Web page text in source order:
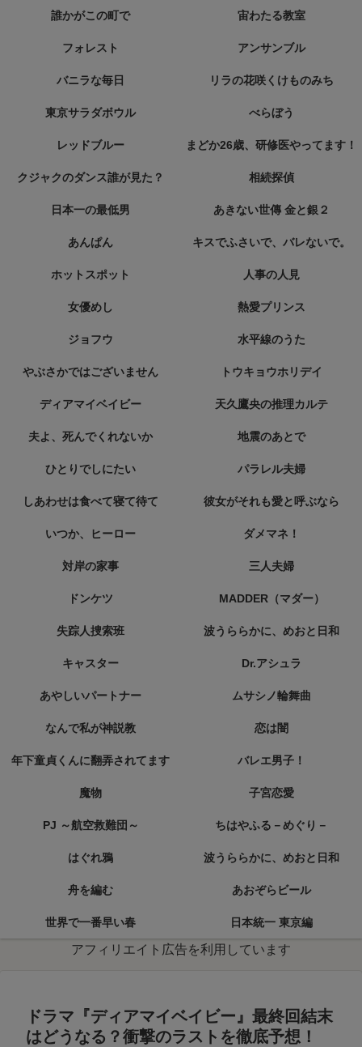
誰かがこの町で 宙わたる教室
フォレスト アンサンブル
バニラな毎日 リラの花咲くけものみち
東京サラダボウル べらぼう
レッドブルー まどか26歳、研修医やってます！
クジャクのダンス誰が見た？ 相続探偵
日本一の最低男 あきない世傳 金と銀２
あんぱん キスでふさいで、バレないで。
ホットスポット 人事の人見
女優めし 熱愛プリンス
ジョフウ 水平線のうた
やぶさかではございません トウキョウホリデイ
ディアマイベイビー 天久鷹央の推理カルテ
夫よ、死んでくれないか 地震のあとで
ひとりでしにたい パラレル夫婦
しあわせは食べて寝て待て 彼女がそれも愛と呼ぶなら
いつか、ヒーロー ダメマネ！
対岸の家事 三人夫婦
ドンケツ MADDER（マダー）
失踪人捜索班 波うららかに、めおと日和
キャスター Dr.アシュラ
あやしいパートナー ムサシノ輪舞曲
なんで私が神説教 恋は闇
年下童貞くんに翻弄されてます バレエ男子！
魔物 子宮恋愛
PJ ～航空救難団～ ちはやふる－めぐり－
はぐれ鴉 波うららかに、めおと日和
舟を編む あおぞらビール
世界で一番早い春 日本統一 東京編
アフィリエイト広告を利用しています
ドラマ『ディアマイベイビー』最終回結末
はどうなる？衝撃のラストを徹底予想！